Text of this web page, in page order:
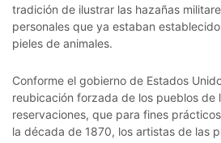
tradición de ilustrar las hazañas
personales que ya estaban
pieles de animales.
Conforme el gobierno de Estados
reubicación forzada de los pueblos de
reservaciones, que para fines
la década de 1870, los artistas de las